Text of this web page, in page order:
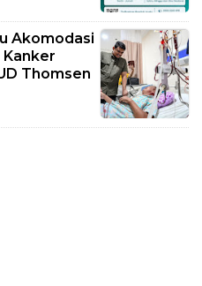
Akomodasi
Kanker
Thomsen